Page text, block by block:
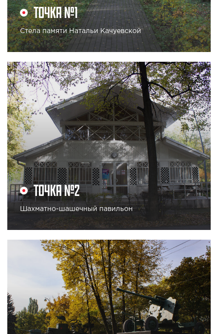
ТОЧКА №1
Стела памяти Натальи Качуевской
ТОЧКА №2
Шахматно-шашечный павильон